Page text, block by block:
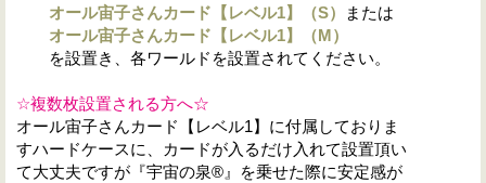
オール宙子さんカード【レベル1】（S）
または
オール宙子さんカード【レベル1】（M）
を設置き、各ワールドを設置されてください。
☆複数枚設置される方へ☆
オール宙子さんカード【レベル1】に付属しておりま
すハードケースに、カードが入るだけ入れて設置頂い
て大丈夫ですが『宇宙の泉®』を乗せた際に安定感が